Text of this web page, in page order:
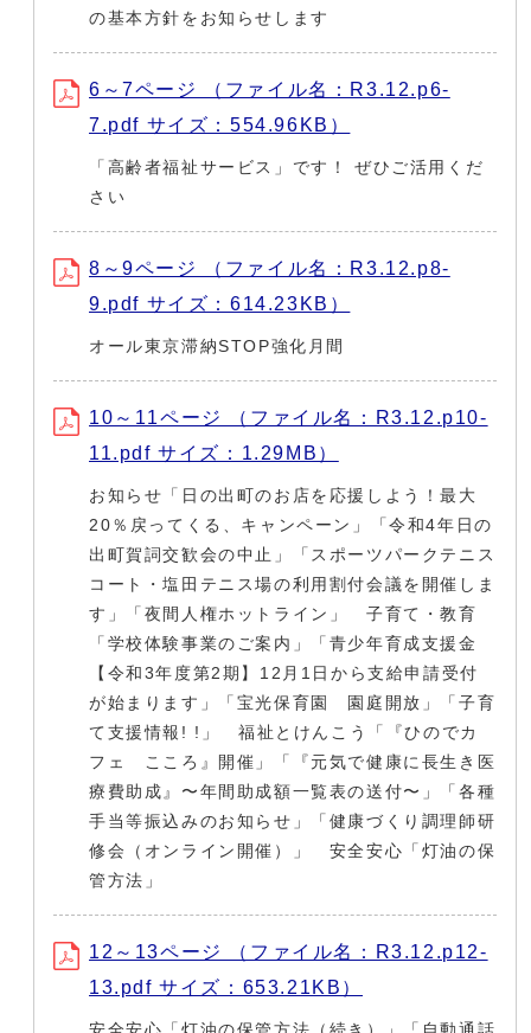
の基本方針をお知らせします
6～7ページ （ファイル名：R3.12.p6-
7.pdf サイズ：554.96KB）
「高齢者福祉サービス」です！ ぜひご活用くだ
さい
8～9ページ （ファイル名：R3.12.p8-
9.pdf サイズ：614.23KB）
オール東京滞納STOP強化月間
10～11ページ （ファイル名：R3.12.p10-
11.pdf サイズ：1.29MB）
お知らせ「日の出町のお店を応援しよう！最大
20％戻ってくる、キャンペーン」「令和4年日の
出町賀詞交歓会の中止」「スポーツパークテニス
コート・塩田テニス場の利用割付会議を開催しま
す」「夜間人権ホットライン」 子育て・教育
「学校体験事業のご案内」「青少年育成支援金
【令和3年度第2期】12月1日から支給申請受付
が始まります」「宝光保育園 園庭開放」「子育
て支援情報! !」 福祉とけんこう「『ひのでカ
フェ こころ』開催」「『元気で健康に長生き医
療費助成』〜年間助成額一覧表の送付〜」「各種
手当等振込みのお知らせ」「健康づくり調理師研
修会（オンライン開催）」 安全安心「灯油の保
管方法」
12～13ページ （ファイル名：R3.12.p12-
13.pdf サイズ：653.21KB）